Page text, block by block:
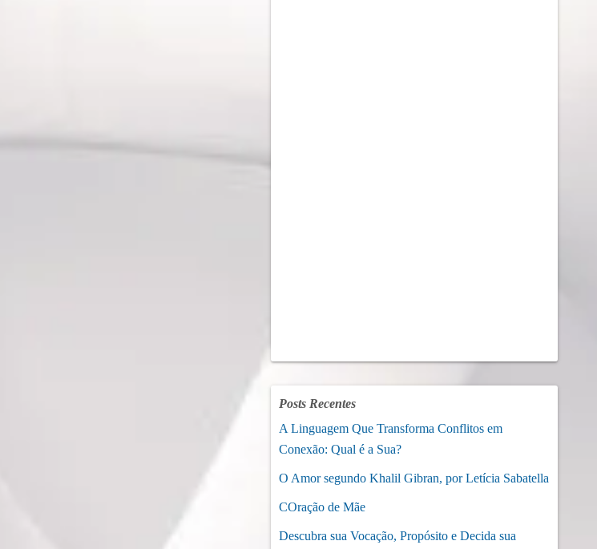
Posts Recentes
A Linguagem Que Transforma Conflitos em
Conexão: Qual é a Sua?
O Amor segundo Khalil Gibran, por Letícia Sabatella
COração de Mãe
Descubra sua Vocação, Propósito e Decida sua